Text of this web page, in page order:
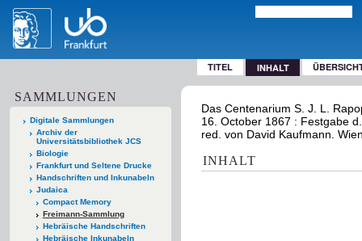
TITEL INHALT
SAMMLUNGEN
Digitale Sammlungen
Archiv der
Universitätsbibliothek JCS
Biologie
Frankfurt und Seltene Drucke
Handschriften und Inkunabeln
Judaica
Compact Memory
Freimann-Sammlung
Hebräische Handschriften
Hebräische Inkunabeln
Das Centenarium S. J. L.
16. October 1867 : Festgabe
red. von David Kaufmann.
INHALT